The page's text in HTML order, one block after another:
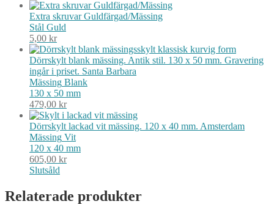
Extra skruvar Guldfärgad/Mässing
Stål Guld
5,00 kr
Dörrskylt blank mässing. Antik stil. 130 x 50 mm. Gravering
ingår i priset. Santa Barbara
Mässing Blank
130 x 50 mm
479,00 kr
Dörrskylt lackad vit mässing. 120 x 40 mm. Amsterdam
Mässing Vit
120 x 40 mm
605,00 kr
Slutsåld
Relaterade produkter